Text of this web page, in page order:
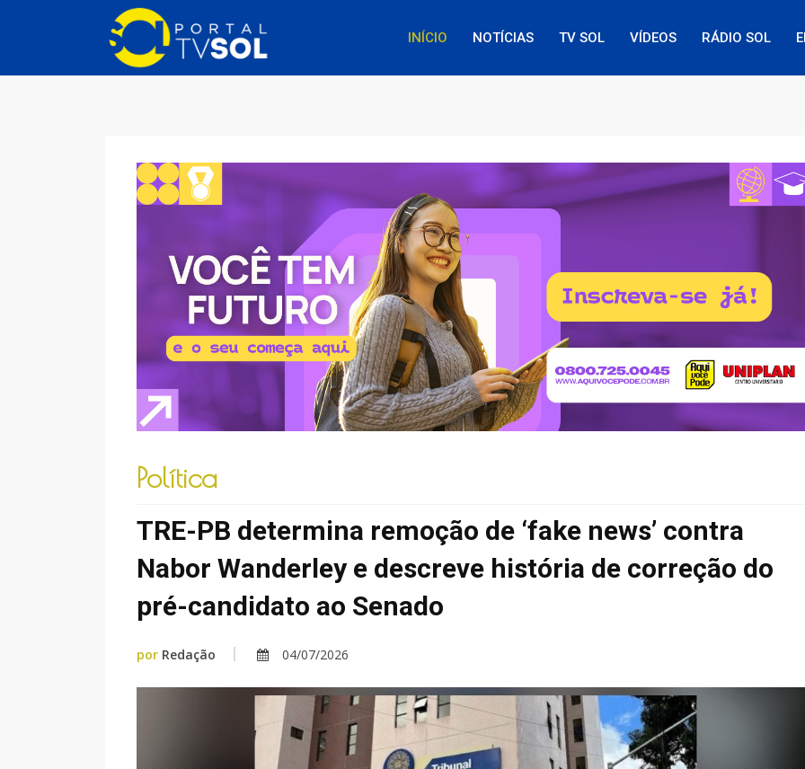
INÍCIO NOTÍCIAS TV SOL VÍDEOS RÁDIO SOL
Política
TRE-PB determina remoção de ‘fake news’ contra
Nabor Wanderley e descreve história de correção do
pré-candidato ao Senado
por Redação 04/07/2026